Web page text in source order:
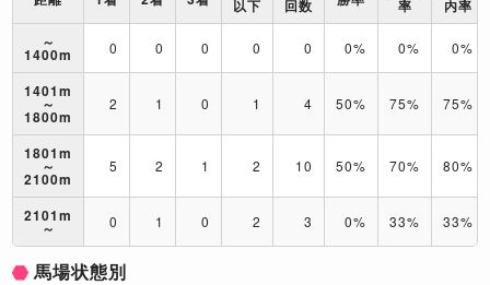
以下 回数 率
内率
～
1400m 0 0 0 0 0 0% 0% 0%
1401m
～
1800m
2 1 0 1 4 50% 75% 75%
1801m
～
2100m
5 2 1 2 10 50% 70% 80%
2101m
～ 0 1 0 2 3 0% 33% 33%
馬場状態別